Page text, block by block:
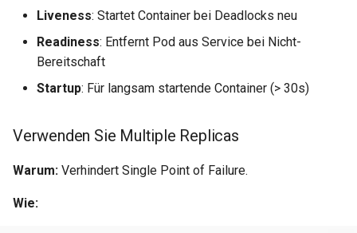
Liveness: Startet Container bei Deadlocks neu
Readiness: Entfernt Pod aus Service bei Nicht-
Bereitschaft
Startup: Für langsam startende Container (> 30s)
Verwenden Sie Multiple Replicas
Warum: Verhindert Single Point of Failure.
Wie: